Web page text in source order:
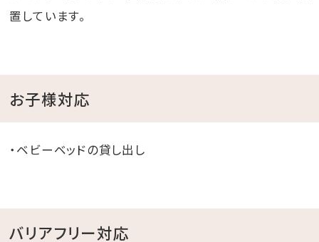
置しています。
お子様対応
・ベビーベッドの貸し出し
バリアフリー対応